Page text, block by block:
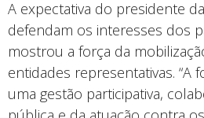
A expectativa do presidente
defendam os interesses dos
mostrou a força da
entidades representativas.
uma gestão participativa,